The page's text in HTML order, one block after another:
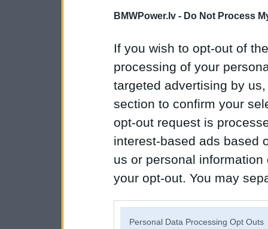
BMWPower.lv - Do Not Process
If you wish to opt-out of
processing of your
targeted advertising by
section to confirm your
opt-out request is
interest-based ads based
us or personal
your opt-out. You may
Personal Data Processing Opt Outs